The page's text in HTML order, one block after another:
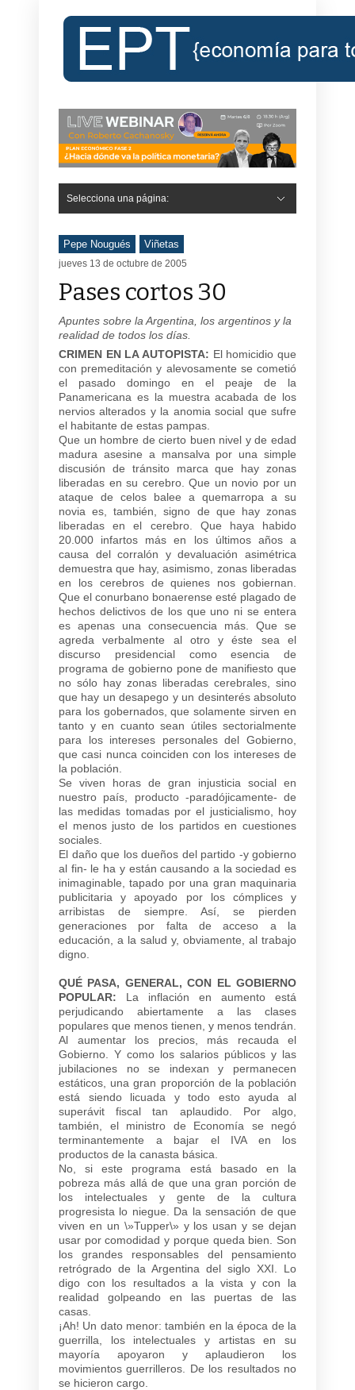
Selecciona una página:
Pepe Nougués Viñetas
jueves 13 de octubre de 2005
Pases cortos 30
Apuntes sobre la Argentina, los argentinos y la
realidad de todos los días.
CRIMEN EN LA AUTOPISTA: El homicidio que
con premeditación y alevosamente se cometió
el pasado domingo en el peaje de la
Panamericana es la muestra acabada de los
nervios alterados y la anomia social que sufre
el habitante de estas pampas.
Que un hombre de cierto buen nivel y de edad
madura asesine a mansalva por una simple
discusión de tránsito marca que hay zonas
liberadas en su cerebro. Que un novio por un
ataque de celos balee a quemarropa a su
novia es, también, signo de que hay zonas
liberadas en el cerebro. Que haya habido
20.000 infartos más en los últimos años a
causa del corralón y devaluación asimétrica
demuestra que hay, asimismo, zonas liberadas
en los cerebros de quienes nos gobiernan.
Que el conurbano bonaerense esté plagado de
hechos delictivos de los que uno ni se entera
es apenas una consecuencia más. Que se
agreda verbalmente al otro y éste sea el
discurso presidencial como esencia de
programa de gobierno pone de manifiesto que
no sólo hay zonas liberadas cerebrales, sino
que hay un desapego y un desinterés absoluto
para los gobernados, que solamente sirven en
tanto y en cuanto sean útiles sectorialmente
para los intereses personales del Gobierno,
que casi nunca coinciden con los intereses de
la población.
Se viven horas de gran injusticia social en
nuestro país, producto -paradójicamente- de
las medidas tomadas por el justicialismo, hoy
el menos justo de los partidos en cuestiones
sociales.
El daño que los dueños del partido -y gobierno
al fin- le ha y están causando a la sociedad es
inimaginable, tapado por una gran maquinaria
publicitaria y apoyado por los cómplices y
arribistas de siempre. Así, se pierden
generaciones por falta de acceso a la
educación, a la salud y, obviamente, al trabajo
digno.
QUÉ PASA, GENERAL, CON EL GOBIERNO
POPULAR: La inflación en aumento está
perjudicando abiertamente a las clases
populares que menos tienen, y menos tendrán.
Al aumentar los precios, más recauda el
Gobierno. Y como los salarios públicos y las
jubilaciones no se indexan y permanecen
estáticos, una gran proporción de la población
está siendo licuada y todo esto ayuda al
superávit fiscal tan aplaudido. Por algo,
también, el ministro de Economía se negó
terminantemente a bajar el IVA en los
productos de la canasta básica.
No, si este programa está basado en la
pobreza más allá de que una gran porción de
los intelectuales y gente de la cultura
progresista lo niegue. Da la sensación de que
viven en un \»Tupper\» y los usan y se dejan
usar por comodidad y porque queda bien. Son
los grandes responsables del pensamiento
retrógrado de la Argentina del siglo XXI. Lo
digo con los resultados a la vista y con la
realidad golpeando en las puertas de las
casas.
¡Ah! Un dato menor: también en la época de la
guerrilla, los intelectuales y artistas en su
mayoría apoyaron y aplaudieron los
movimientos guerrilleros. De los resultados no
se hicieron cargo.